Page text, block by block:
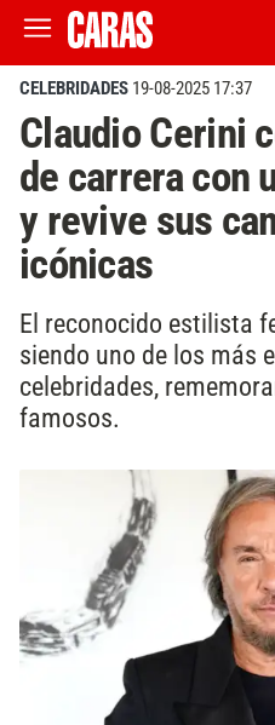
CELEBRIDADES 19-08-2025 17:37
Claudio Cerini
de carrera con
y revive sus
icónicas
El reconocido estilista
siendo uno de los más
celebridades,
famosos.